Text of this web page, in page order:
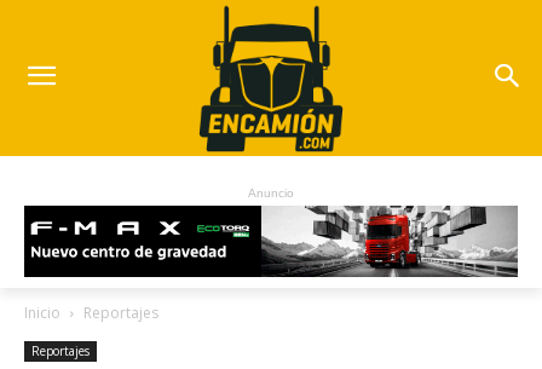
Anuncio
Inicio Reportajes
Reportajes